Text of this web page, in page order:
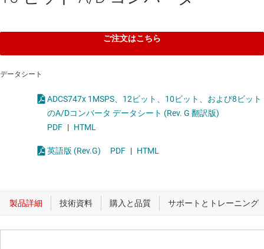
ご注文はこちら
データシート
ADCS747x 1MSPS、12ビット、10ビット、および8ビット
のA/Dコンバータ データシート (Rev. G 翻訳版)
PDF | HTML
英語版 (Rev.G) PDF | HTML